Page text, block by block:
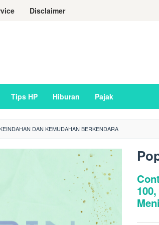
Disclaimer
Tips HP Hiburan Pajak
DAN KEMUDAHAN BERKENDARA